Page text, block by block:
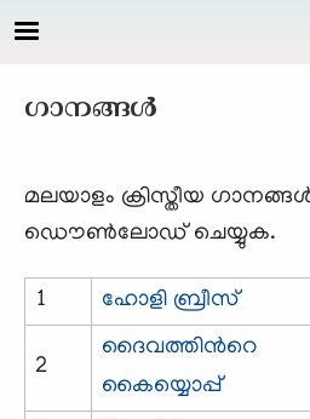
Skip to main content
ഗാനങ്ങള്‍
മലയാളം ക്രിസ്തീയ
ഡൌണ്‍ലോഡ് ചെയ്യുക.
1 ഹോളി ബ്രീസ്
2
ദൈവത്തിന്‍റെ
കൈയ്യൊപ്പ്